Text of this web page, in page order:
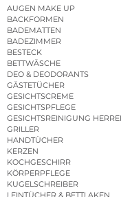
AUGEN MAKE UP
BACKFORMEN
BADEMATTEN
BADEZIMMER
BESTECK
BETTWÄSCHE
DEO & DEODORANTS
GÄSTETÜCHER
GESICHTSCREME
GESICHTSPFLEGE
GESICHTSREINIGUNG
GRILLER
HANDTÜCHER
KERZEN
KOCHGESCHIRR
KÖRPERPFLEGE
KUGELSCHREIBER
LEINTÜCHER & BETTLAKEN